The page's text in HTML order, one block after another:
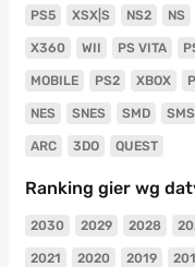
PS5 XSX|S NS2 NS
X360 WII PS VITA
MOBILE PS2 XBOX
NES SNES SMD SMS
ARC 3DO QUEST
Ranking gier wg
2030 2029 2028
2021 2020 2019